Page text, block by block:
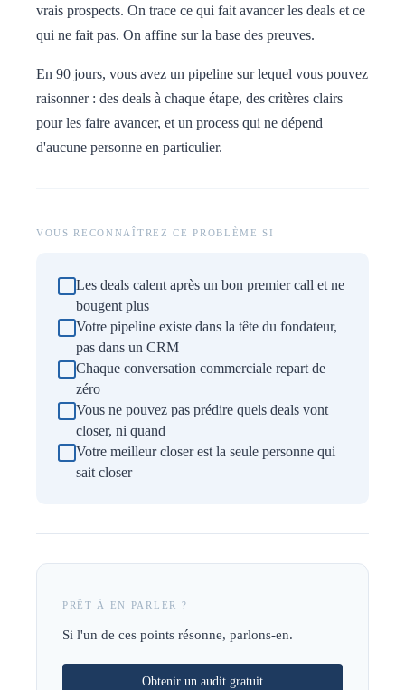
vrais prospects. On trace ce qui fait avancer les deals et ce
qui ne fait pas. On affine sur la base des preuves.
En 90 jours, vous avez un pipeline sur lequel vous pouvez
raisonner : des deals à chaque étape, des critères clairs
pour les faire avancer, et un process qui ne dépend
d'aucune personne en particulier.
VOUS RECONNAÎTREZ CE PROBLÈME SI
Les deals calent après un bon premier call et ne
bougent plus
Votre pipeline existe dans la tête du fondateur,
pas dans un CRM
Chaque conversation commerciale repart de
zéro
Vous ne pouvez pas prédire quels deals vont
closer, ni quand
Votre meilleur closer est la seule personne qui
sait closer
PRÊT À EN PARLER ?
Si l'un de ces points résonne, parlons-en.
Obtenir un audit gratuit